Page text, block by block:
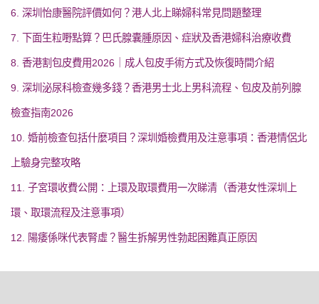
6. 深圳怡康醫院評價如何？港人北上睇婦科常見問題整理
7. 下面生粒嘢點算？巴氏腺囊腫原因、症狀及香港婦科治療收費
8. 香港割包皮費用2026｜成人包皮手術方式及恢復時間介紹
9. 深圳泌尿科檢查幾多錢？香港男士北上男科流程、包皮及前列腺
檢查指南2026
10. 婚前檢查包括什麼項目？深圳婚檢費用及注意事項：香港情侶北
上驗身完整攻略
11. 子宮環收費公開：上環及取環費用一次睇清（香港女性深圳上
環、取環流程及注意事項）
12. 陽痿係咪代表腎虛？醫生拆解男性勃起困難真正原因